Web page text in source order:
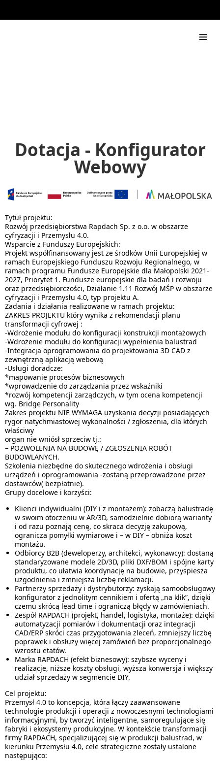
Dotacja - Konfigurator
Webowy
Tytuł projektu:
Rozwój przedsiębiorstwa Rapdach Sp. z o.o. w obszarze
cyfryzacji i Przemysłu 4.0.
Wsparcie z Funduszy Europejskich:
Projekt współfinansowany jest ze środków Unii Europejskiej w
ramach Europejskiego Funduszu Rozwoju Regionalnego, w
ramach programu Fundusze Europejskie dla Małopolski 2021-
2027, Priorytet 1. Fundusze europejskie dla badań i rozwoju
oraz przedsiębiorczości, Działanie 1.11 Rozwój MŚP w obszarze
cyfryzacji i Przemysłu 4.0, typ projektu A.
Zadania i działania realizowane w ramach projektu:
ZAKRES PROJEKTU który wynika z rekomendacji planu
transformacji cyfrowej :
-Wdrożenie modułu do konfiguracji konstrukcji montażowych
-Wdrożenie modułu do konfiguracji wypełnienia balustrad
-Integracja oprogramowania do projektowania 3D CAD z
zewnętrzną aplikacją webową
-Usługi doradcze:
*mapowanie procesów biznesowych
*wprowadzenie do zarządzania przez wskaźniki
*rozwój kompetencji zarządczych, w tym ocena kompetencji
wg. Bridge Personality
Zakres projektu NIE WYMAGA uzyskania decyzji posiadających
rygor natychmiastowej wykonalności / zgłoszenia, dla których
właściwy
organ nie wniósł sprzeciw tj.:
– POZWOLENIA NA BUDOWĘ / ZGŁOSZENIA ROBÓT
BUDOWLANYCH.
Szkolenia niezbędne do skutecznego wdrożenia i obsługi
urządzeń i oprogramowania -zostaną przeprowadzone przez
dostawców( bezpłatnie).
Grupy docelowe i korzyści:
Klienci indywidualni (DIY i z montażem): zobaczą balustradę
w swoim otoczeniu w AR/3D, samodzielnie dobiorą warianty
i od razu poznają cenę, co skraca decyzję zakupową,
ogranicza pomyłki wymiarowe i – w DIY – obniża koszt
montażu.
Odbiorcy B2B (deweloperzy, architekci, wykonawcy): dostaną
standaryzowane modele 2D/3D, pliki DXF/BOM i spójne karty
produktu, co ułatwia koordynację na budowie, przyspiesza
uzgodnienia i zmniejsza liczbę reklamacji.
Partnerzy sprzedaży i dystrybutorzy: zyskają samoobsługowy
konfigurator z jednolitym cennikiem i ofertą „na klik”, dzięki
czemu skrócą lead time i ograniczą błędy w zamówieniach.
Zespół RAPDACH (projekt, handel, logistyka, montaże): dzięki
automatyzacji pomiarów i dokumentacji oraz integracji
CAD/ERP skróci czas przygotowania zleceń, zmniejszy liczbę
poprawek i obsłuży więcej zamówień bez proporcjonalnego
wzrostu etatów.
Marka RAPDACH (efekt biznesowy): szybsze wyceny i
realizacje, niższe koszty obsługi, wyższa konwersja i większy
udział sprzedaży w segmencie DIY.
Cel projektu:
Przemysł 4.0 to koncepcja, która łączy zaawansowane
technologie produkcji i operacji z nowoczesnymi technologiami
informacyjnymi, by tworzyć inteligentne, samoregulujące się
fabryki i ekosystemy produkcyjne. W kontekście transformacji
firmy RAPDACH, specjalizującej się w produkcji balustrad, w
kierunku Przemysłu 4.0, cele strategiczne zostały ustalone
następująco: